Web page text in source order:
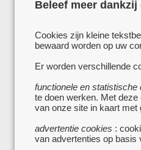
Beleef meer
Cookies zijn kleine
bewaard worden op uw
Er worden verschillende
functionele en statistische
te doen werken. Met
van onze site in kaart met
advertentie cookies :
van advertenties op basis